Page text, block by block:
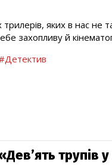
яких в нас не
захопливу й
трупів